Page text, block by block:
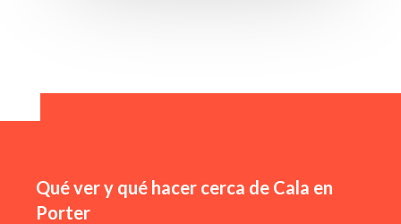
Qué ver y qué hacer cerca de Cala en
Porter